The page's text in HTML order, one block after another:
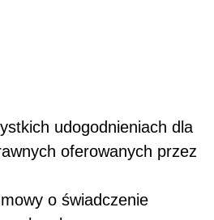
udogodnieniach dla
oferowanych przez
o świadczenie